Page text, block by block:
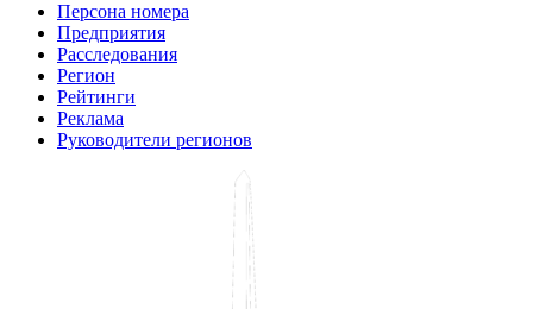
Персона номера
Предприятия
Расследования
Регион
Рейтинги
Реклама
Руководители регионов